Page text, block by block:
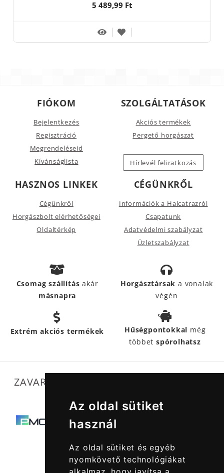
Az oldal sütiket
használ
Az oldal sütiket és egyéb
nyomkövető technológiákat
5 489,99 Ft
FIÓKOM
Bejelentkezés
Regisztráció
Megrendeléseid
Kívánságlista
SZOLGÁLTATÁSOK
Akciós termékek
Pergető horgászat
Hírlevél feliratkozás
HASZNOS LINKEK
Cégünkről
Horgászbolt elérhetőségei
Oldaltérkép
CÉGÜNKRŐL
Információk a Halcatrazról
Csapatunk
Adatvédelmi szabályzat
Üzletszabályzat
Csomag szállításakár
másnapra
Horgásztársak a vonalak
végén
Extrém akciós termékek Hűségpontokkal még
többetspórolhatsz
ZAVARTALAN MŰKÖDÉSÜNKET SEGÍTIK